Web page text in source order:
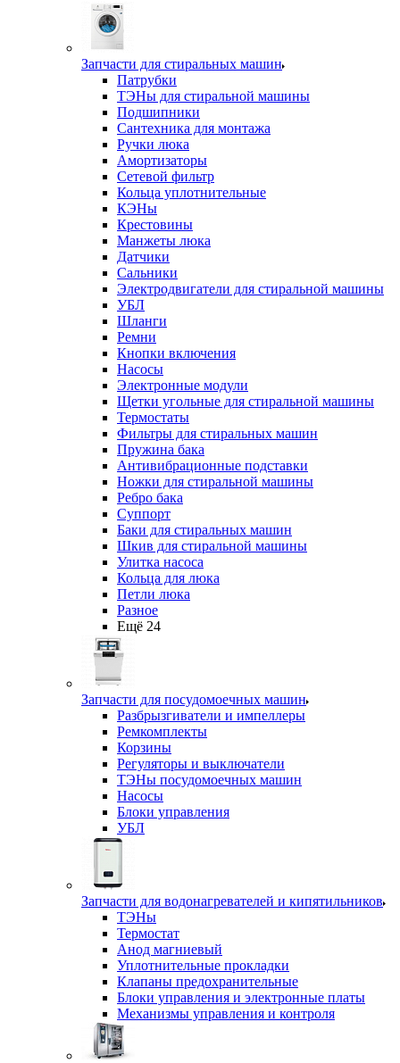
Запчасти для стиральных машин
Патрубки
ТЭНы для стиральной машины
Подшипники
Сантехника для монтажа
Ручки люка
Амортизаторы
Сетевой фильтр
Кольца уплотнительные
КЭНы
Крестовины
Манжеты люка
Датчики
Сальники
Электродвигатели для стиральной машины
УБЛ
Шланги
Ремни
Кнопки включения
Насосы
Электронные модули
Щетки угольные для стиральной машины
Термостаты
Фильтры для стиральных машин
Пружина бака
Антивибрационные подставки
Ножки для стиральной машины
Ребро бака
Суппорт
Баки для стиральных машин
Шкив для стиральной машины
Улитка насоса
Кольца для люка
Петли люка
Разное
Ещё 24
Запчасти для посудомоечных машин
Разбрызгиватели и импеллеры
Ремкомплекты
Корзины
Регуляторы и выключатели
ТЭНы посудомоечных машин
Насосы
Блоки управления
УБЛ
Запчасти для водонагревателей и кипятильников
ТЭНы
Термостат
Анод магниевый
Уплотнительные прокладки
Клапаны предохранительные
Блоки управления и электронные платы
Механизмы управления и контроля